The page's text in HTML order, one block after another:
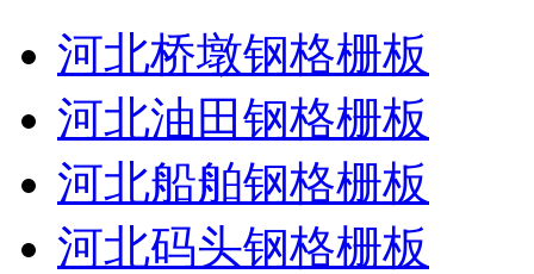
河北桥墩钢格栅板
河北油田钢格栅板
河北船舶钢格栅板
河北码头钢格栅板